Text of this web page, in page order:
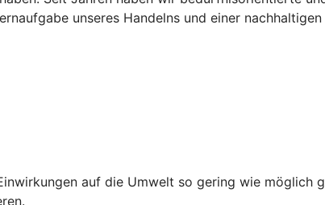
unseres Handelns und einer
auf die Umwelt so gering wie möglich